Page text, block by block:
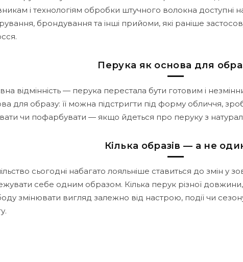
і технологіям обробки штучного волокна доступні
брондування та інші прийоми, які раніше
Перука як основа для
відмінність — перука перестала бути готовим і
для образу: її можна підстригти під форму обличчя,
чи пофарбувати — якщо йдеться про перуку з
Кілька образів — а не
сьогодні набагато лояльніше ставиться до змін у
себе одним образом. Кілька перук різної
змінювати вигляд залежно від настрою, події чи